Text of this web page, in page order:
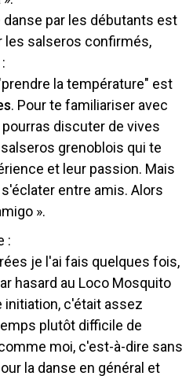
par les débutants est
les salseros confirmés,
la température" est
. Pour te familiariser avec
discuter de vives
grenoblois qui te
et leur passion. Mais
entre amis. Alors
».
:
je l'ai fais quelques fois,
hasard au Loco Mosquito
c'était assez
plutôt difficile de
moi, c'est-à-dire sans
la danse en général et